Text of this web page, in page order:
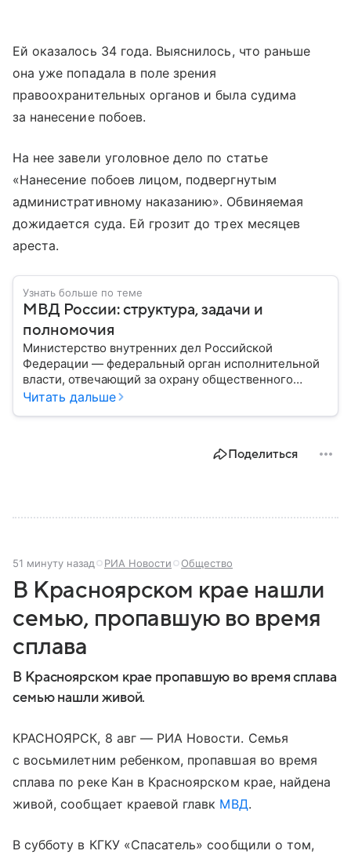
Ей оказалось 34 года. Выяснилось, что раньше
она уже попадала в поле зрения
правоохранительных органов и была судима
за нанесение побоев.
На нее завели уголовное дело по статье
«Нанесение побоев лицом, подвергнутым
административному наказанию». Обвиняемая
дожидается суда. Ей грозит до трех месяцев
ареста.
Узнать больше по теме
МВД России: структура, задачи и
полномочия
Министерство внутренних дел Российской
Федерации — федеральный орган исполнительной
власти, отвечающий за охрану общественного
порядка, борьбу с преступностью, обеспечение
России, какие задачи выполняет министерство, как
Читать дальше
Поделиться
51 минуту назад РИА Новости Общество
В Красноярском крае нашли
семью, пропавшую во время
сплава
В Красноярском крае пропавшую во время сплава
семью нашли живой.
КРАСНОЯРСК, 8 авг — РИА Новости. Семья
с восьмилетним ребенком, пропавшая во время
сплава по реке Кан в Красноярском крае, найдена
живой, сообщает краевой главк МВД.
В субботу в КГКУ «Спасатель» сообщили о том,